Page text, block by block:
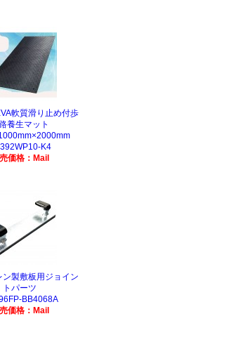
軟質滑り止め付歩
養生マット
K4
価格：Mail
ン製敷板用ジョイン
トパーツ
BB4068A
価格：Mail